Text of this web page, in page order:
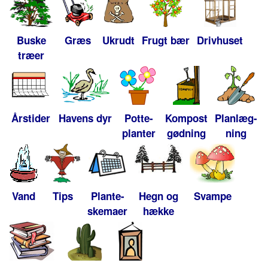
Buske
træer
Græs Ukrudt Frugt bær Drivhuset
Årstider Havens dyr
Potte-
planter
Kompost
gødning
Planlæg-
ning
Vand Tips
Plante-
skemaer
Hegn og
hække
Svampe